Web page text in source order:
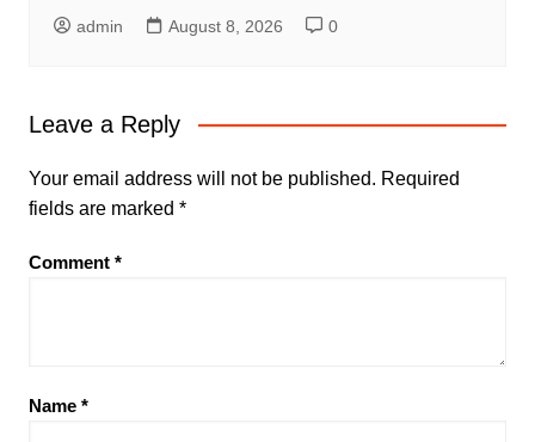
admin August 8, 2026 0
Leave a Reply
Your email address will not be published. Required
fields are marked *
Comment *
Name *